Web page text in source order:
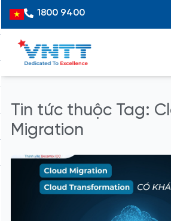
content
Vietnamese
1800 9400
Tin tức thuộc Tag:
Migration